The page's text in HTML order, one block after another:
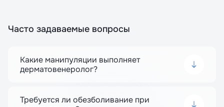
Часто задаваемые вопросы
Какие манипуляции выполняет
дерматовенеролог?
бородавок), лазерную терапию, биопсию
Требуется ли обезболивание при